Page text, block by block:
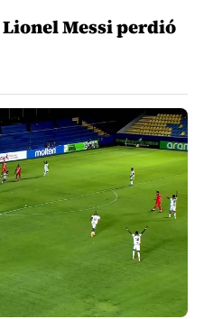
Lionel Messi perdió